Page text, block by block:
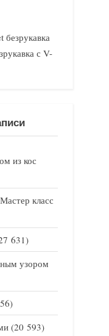
безрукавка
с V-
из кос
класс
631)
узором
(20 593)